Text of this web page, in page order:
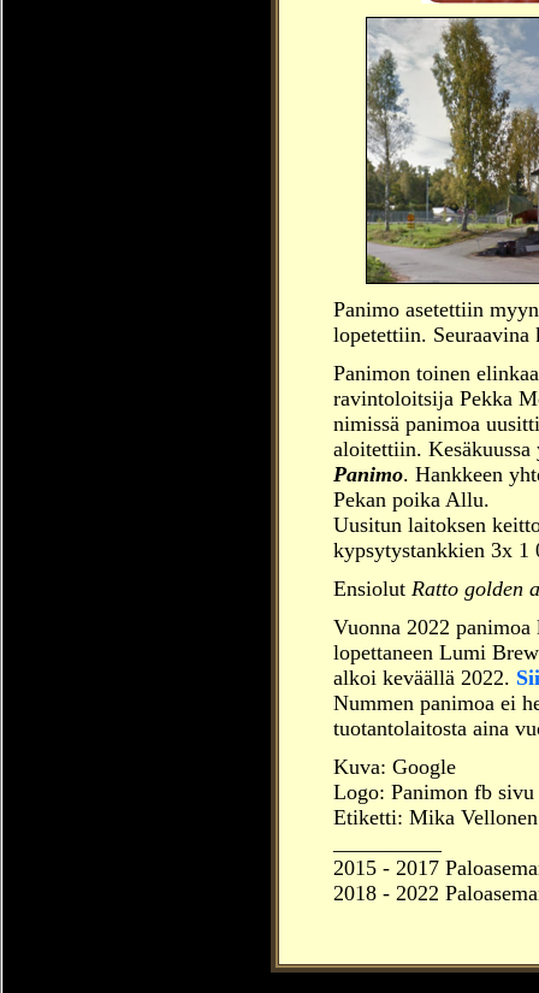
Panimo asetettiin
lopetettiin.
Panimon toinen
ravintoloitsija Pekka
nimissä panimoa
aloitettiin.
Panimo. Hankkeen
Pekan poika Allu.
Uusitun laitoksen
kypsytystankkien 3x 1
Ensiolut Ratto golden
Vuonna 2022
lopettaneen Lumi
alkoi keväällä 2022.
Nummen panimoa ei
tuotantolaitosta aina
Kuva: Google
Logo: Panimon fb sivu
Etiketti: Mika Vellonen
2015 - 2017
2018 - 2022